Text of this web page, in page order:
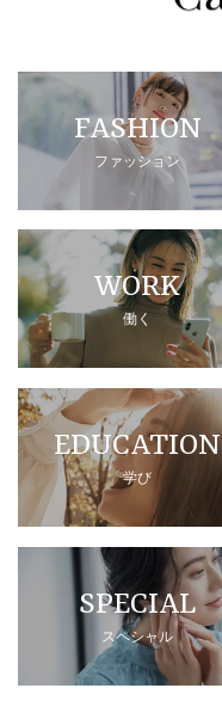
FASHION
ファッション
WORK
働く
EDUCATION
学び
SPECIAL
スペシャル